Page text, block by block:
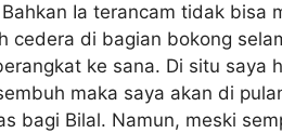
Ia terancam tidak bisa
cedera di bagian bokong
ke sana. Di situ
maka saya akan di
bagi Bilal. Namun, meski